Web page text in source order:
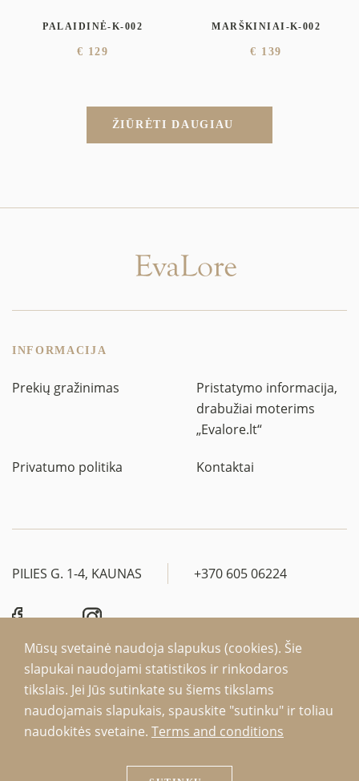
PALAIDINĖ-K-002
€ 129
MARŠKINIAI-K-002
€ 139
ŽIŪRĖTI DAUGIAU
INFORMACIJA
Prekių gražinimas
Pristatymo informacija,
drabužiai moterims
„Evalore.lt“
Privatumo politika Kontaktai
PILIES G. 1-4, KAUNAS +370 605 06224
EvaLore 2026. Visos teisės saugomos.
Be interneto svetainės administratoriaus sutikimo draudžiama kopijuoti ir
Mūsų svetainė naudoja slapukus (cookies). Šie
slapukai naudojami statistikos ir rinkodaros
tikslais. Jei Jūs sutinkate su šiems tikslams
naudojamais slapukais, spauskite "sutinku" ir toliau
naudokitės svetaine. Terms and conditions